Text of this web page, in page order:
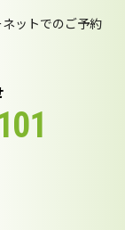
ットでのご予約